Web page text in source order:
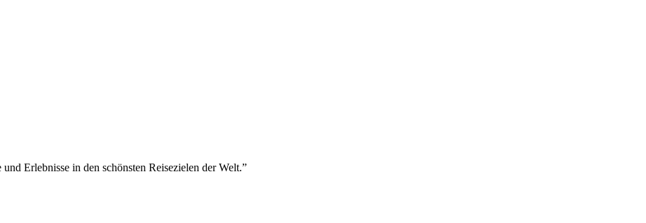
Erlebnisse in den schönsten Reisezielen der Welt.”